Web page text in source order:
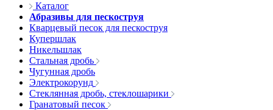
Каталог
Абразивы для пескоструя
Кварцевый песок для пескоструя
Купершлак
Никельшлак
Стальная дробь
Чугунная дробь
Электрокорунд
Стеклянная дробь, стеклошарики
Гранатовый песок